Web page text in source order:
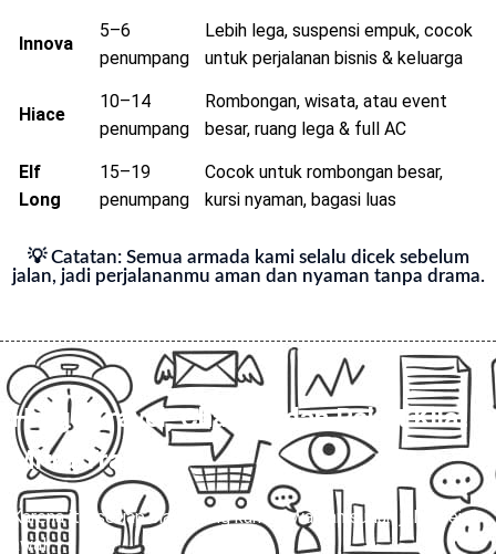
Innova
5–6
penumpang
Lebih lega, suspensi empuk, cocok
untuk perjalanan bisnis & keluarga
Hiace
10–14
penumpang
Rombongan, wisata, atau event
besar, ruang lega & full AC
Elf
Long
15–19
penumpang
Cocok untuk rombongan besar,
kursi nyaman, bagasi luas
💡 Catatan: Semua armada kami selalu dicek sebelum
jalan, jadi perjalananmu aman dan nyaman tanpa drama.
Harga Travel, Charter, dan Paket Kilat
Mitra Trans
💰
Karena itu, setiap biaya yang kami tawarkan sudah jelas sejak
awal.